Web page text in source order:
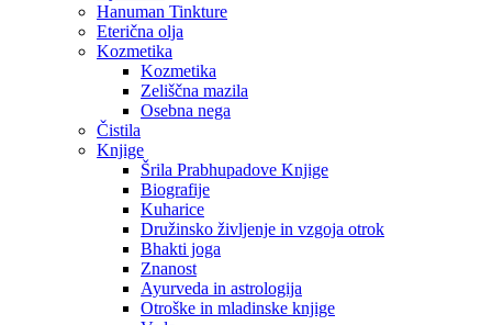
Hanuman Tinkture
Eterična olja
Kozmetika
Kozmetika
Zeliščna mazila
Osebna nega
Čistila
Knjige
Šrila Prabhupadove Knjige
Biografije
Kuharice
Družinsko življenje in vzgoja otrok
Bhakti joga
Znanost
Ayurveda in astrologija
Otroške in mladinske knjige